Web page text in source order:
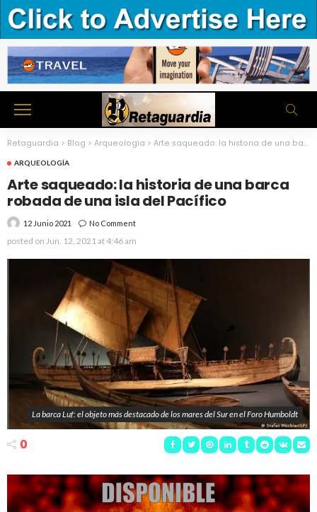
Retaguardia > Blog > Arqueología > Arte saqueado: la historia de una barca robada de una isla del Pacífico
ARQUEOLOGÍA
Arte saqueado: la historia de una barca
robada de una isla del Pacífico
12 Junio 2021 No Comment
posted on Jun. 12, 2021 at 4:46 am
La barca Luf: el objeto más destacado de los mares del Sur en el Foro Humboldt
0